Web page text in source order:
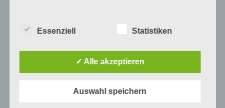
Mehr Artikel hier auf Touchportal
a) personenbezogene Daten
Informationen, die sich auf eine identifizierte
Essenziell Statistiken
✓ Alle akzeptieren
Auswahl speichern